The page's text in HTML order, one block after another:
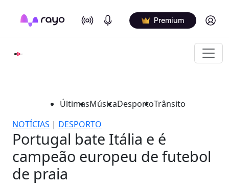
On Air Podcasts Premium Log in
ÚltimasMúsicaDesportoTrânsito
NOTÍCIAS | DESPORTO
Portugal bate Itália e é
campeão europeu de futebol
de praia